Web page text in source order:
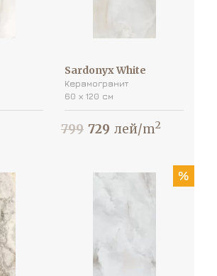
Sardonyx White
Керамогранит
60 х 120 см
799 729 лей/m2
%